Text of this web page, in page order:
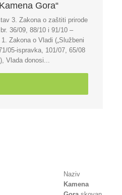
Gora“
3. Zakona o zaštiti prirode
36/09, 88/10 i 91/10 –
Zakona o Vladi („Službeni
05-ispravka, 101/07, 65/08
Vlada donosi...
Naziv
Kamena